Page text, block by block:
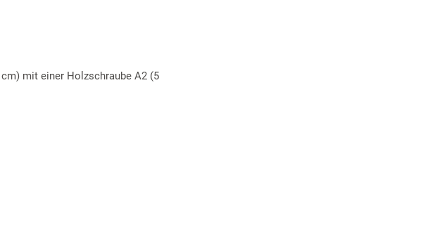
cm) mit einer Holzschraube A2 (5